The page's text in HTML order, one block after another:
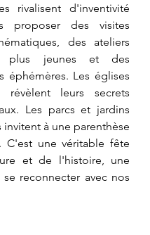
rivalisent d'inventivité
proposer des visites
des ateliers
plus jeunes et des
éphémères. Les églises
révèlent leurs secrets
Les parcs et jardins
invitent à une parenthèse
C'est une véritable fête
et de l'histoire, une
reconnecter avec nos